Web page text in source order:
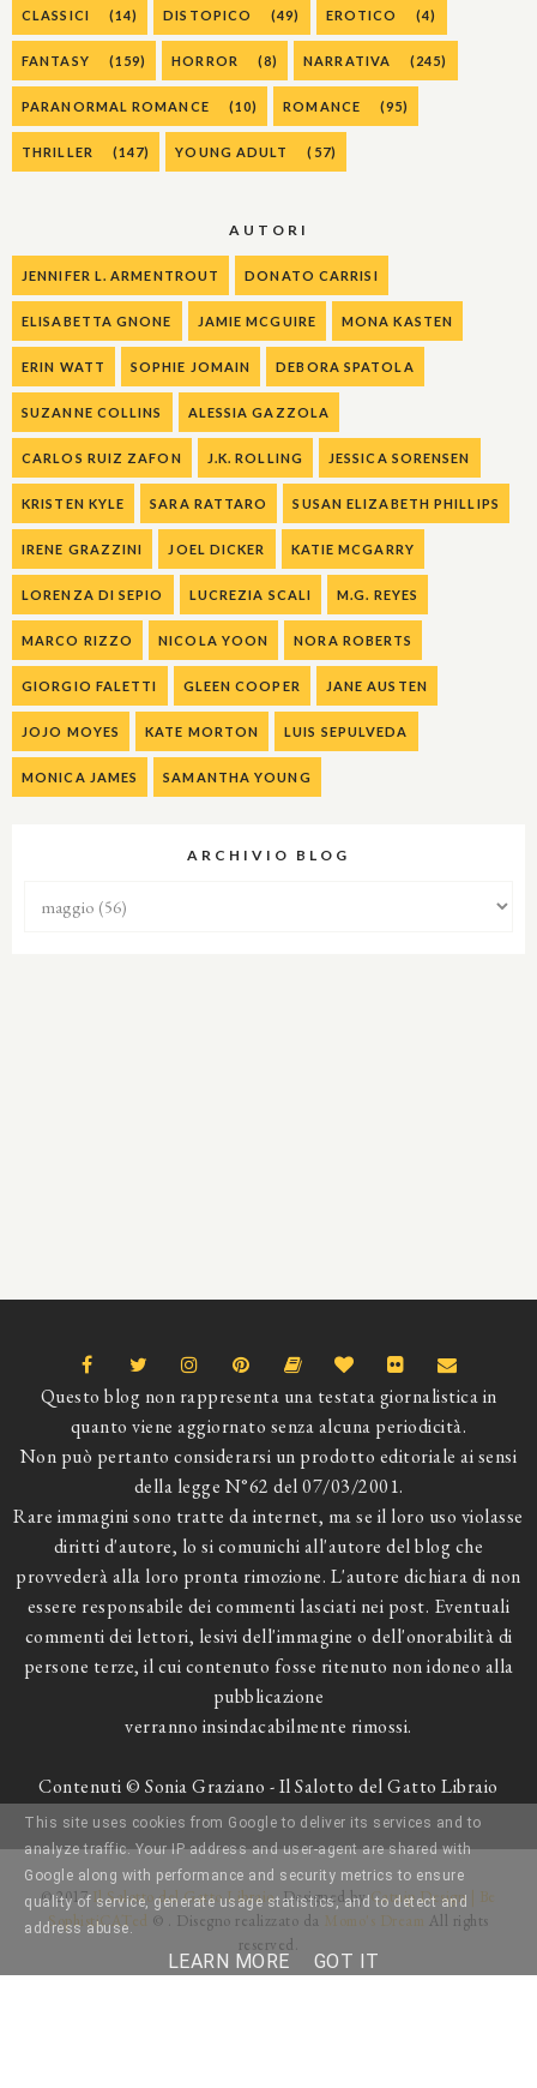
CLASSICI (14) DISTOPICO (49) EROTICO (4)
FANTASY (159) HORROR (8) NARRATIVA (245)
PARANORMAL ROMANCE (10) ROMANCE (95)
THRILLER (147) YOUNG ADULT (57)
AUTORI
JENNIFER L. ARMENTROUT DONATO CARRISI
ELISABETTA GNONE JAMIE MCGUIRE MONA KASTEN
ERIN WATT SOPHIE JOMAIN DEBORA SPATOLA
SUZANNE COLLINS ALESSIA GAZZOLA
CARLOS RUIZ ZAFON J.K. ROLLING JESSICA SORENSEN
KRISTEN KYLE SARA RATTARO SUSAN ELIZABETH PHILLIPS
IRENE GRAZZINI JOEL DICKER KATIE MCGARRY
LORENZA DI SEPIO LUCREZIA SCALI M.G. REYES
MARCO RIZZO NICOLA YOON NORA ROBERTS
GIORGIO FALETTI GLEEN COOPER JANE AUSTEN
JOJO MOYES KATE MORTON LUIS SEPULVEDA
MONICA JAMES SAMANTHA YOUNG
ARCHIVIO BLOG
Questo blog non rappresenta una testata giornalistica in
quanto viene aggiornato senza alcuna periodicità.
Non può pertanto considerarsi un prodotto editoriale ai sensi
della legge N°62 del 07/03/2001.
Rare immagini sono tratte da internet, ma se il loro uso violasse
diritti d'autore, lo si comunichi all'autore del blog che
provvederà alla loro pronta rimozione. L'autore dichiara di non
essere responsabile dei commenti lasciati nei post. Eventuali
commenti dei lettori, lesivi dell'immagine o dell'onorabilità di
persone terze, il cui contenuto fosse ritenuto non idoneo alla
pubblicazione
verranno insindacabilmente rimossi.
Contenuti © Sonia Graziano - Il Salotto del Gatto Libraio
© 2017Il Salotto del Gatto Libraio. Designed byCatnip Design | Be
SophistiCATed © . Disegno realizzato da Momo's Dream All rights
reserved.
This site uses cookies from Google to deliver its services and to
analyze traffic. Your IP address and user-agent are shared with
Google along with performance and security metrics to ensure
quality of service, generate usage statistics, and to detect and
address abuse.
LEARN MORE GOT IT